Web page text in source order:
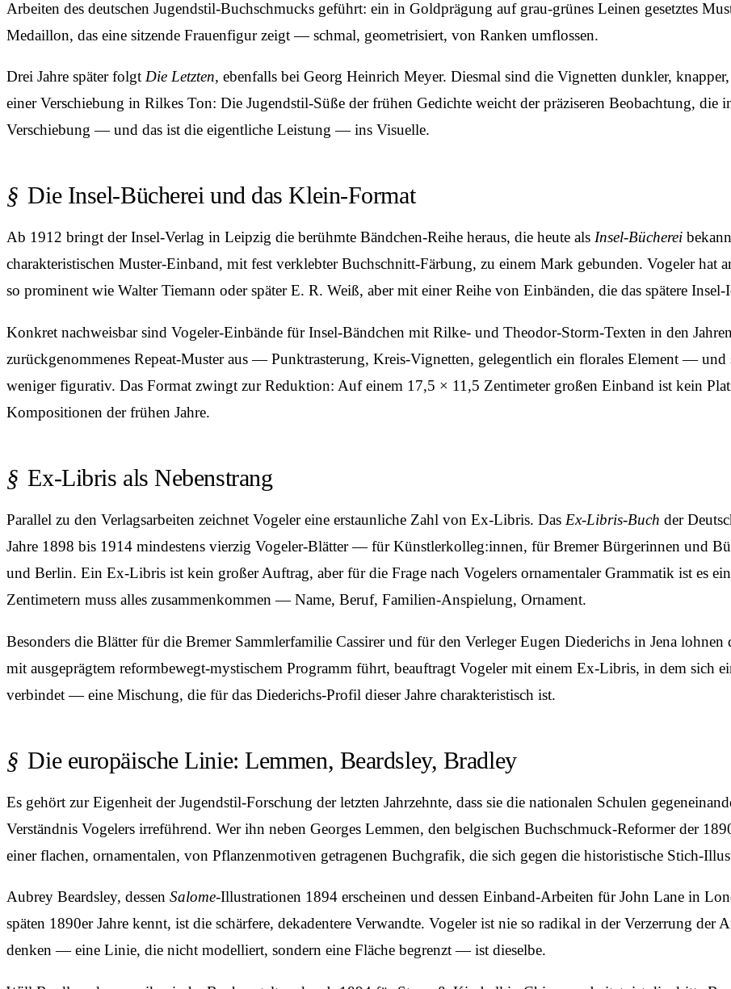
Arbeiten des deutschen Jugendstil-Buchschmucks geführt: ein in Goldprägung auf grau-grünes Leinen gesetztes
Medaillon, das eine sitzende Frauen­figur zeigt — schmal, geometrisiert, von Ranken umflossen.
Drei Jahre später folgt Die Letzten, ebenfalls bei Georg Heinrich Meyer. Diesmal sind die Vignetten dunkler,
einer Verschiebung in Rilkes Ton: Die Jugendstil-Süße der frühen Gedichte weicht der präziseren Beobachtung, die
Verschiebung — und das ist die eigentliche Leistung — ins Visuelle.
Die Insel-Bücherei und das Klein-Format
Ab 1912 bringt der Insel-Verlag in Leipzig die berühmte Bändchen-Reihe heraus, die heute als Insel-Bücherei
charakteristischen Muster-Einband, mit fest verklebter Buchschnitt-Färbung, zu einem Mark gebunden. Vogeler hat
so prominent wie Walter Tiemann oder später E. R. Weiß, aber mit einer Reihe von Einbänden, die das spätere
Konkret nachweisbar sind Vogeler-Einbände für Insel-Bändchen mit Rilke- und Theodor-Storm-Texten in den
zurückgenommenes Repeat-Muster aus — Punktrasterung, Kreis-Vignetten, gelegentlich ein florales Element —
weniger figurativ. Das Format zwingt zur Reduktion: Auf einem 17,5 × 11,5 Zentimeter großen Einband ist kein
Kompositionen der frühen Jahre.
Ex-Libris als Nebenstrang
Parallel zu den Verlagsarbeiten zeichnet Vogeler eine erstaunliche Zahl von Ex-Libris. Das Ex-Libris-Buch der
Jahre 1898 bis 1914 mindestens vierzig Vogeler-Blätter — für Künstler­kolleg:innen, für Bremer Bürgerinnen und
und Berlin. Ein Ex-Libris ist kein großer Auftrag, aber für die Frage nach Vogelers ornamentaler Grammatik ist es
Zentimetern muss alles zusammenkommen — Name, Beruf, Familien-Anspielung, Ornament.
Besonders die Blätter für die Bremer Sammler­familie Cassirer und für den Verleger Eugen Diederichs in Jena
mit ausgeprägtem reform­bewegt-mystischem Programm führt, beauftragt Vogeler mit einem Ex-Libris, in dem sich
verbindet — eine Mischung, die für das Diederichs-Profil dieser Jahre charakteristisch ist.
Die europäische Linie: Lemmen, Beardsley, Bradley
Es gehört zur Eigenheit der Jugendstil-Forschung der letzten Jahrzehnte, dass sie die nationalen Schulen
Verständnis Vogelers irreführend. Wer ihn neben Georges Lemmen, den belgischen Buchschmuck-Reformer der
einer flachen, ornamentalen, von Pflanzen­motiven getragenen Buchgrafik, die sich gegen die historistische Stich-
Aubrey Beardsley, dessen Salome-Illustrationen 1894 erscheinen und dessen Einband-Arbeiten für John Lane in
späten 1890er Jahre kennt, ist die schärfere, dekadentere Verwandte. Vogeler ist nie so radikal in der Verzerrung
denken — eine Linie, die nicht modelliert, sondern eine Fläche begrenzt — ist dieselbe.